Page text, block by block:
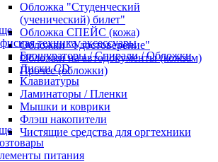
Обложка "Студенческий
(ученический) билет"
Обложка СПЕЙС (кожа)
Обложки "Удостоверение"
Обложки на автодокументы (кожзам)
Прочее (обложки)
техника, аксессуары
Брошураторы / Спирали / Обложки
Диски CD
Клавиатуры
Ламинаторы / Пленки
Мышки и коврики
Флэш накопители
Чистящие средства для оргтехники
питания